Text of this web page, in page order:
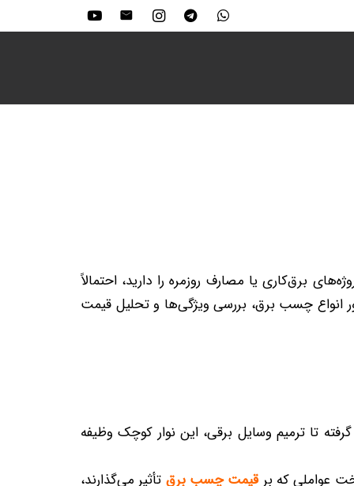
برق‌کاری یا مصارف روزمره را دارید، احتمالاً
چسب برق، بررسی ویژگی‌ها و تحلیل قیمت
تا ترمیم وسایل برقی، این نوار کوچک وظیفه
عواملی که برقیمت چسب برق تأثیر می‌گذارند،